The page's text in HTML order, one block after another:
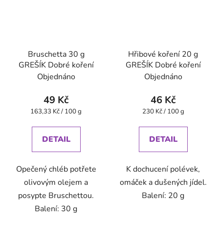
Bruschetta 30 g
GREŠÍK Dobré koření
Objednáno
49 Kč
Měrná
163,33 Kč / 100 g
DETAIL
Opečený chléb potřete
olivovým olejem a
posypte Bruschettou.
Balení: 30 g
Hřibové koření 20 g
GREŠÍK Dobré koření
Objednáno
46 Kč
Měrná
230 Kč / 100 g
DETAIL
K dochucení polévek,
omáček a dušených jídel.
Balení: 20 g